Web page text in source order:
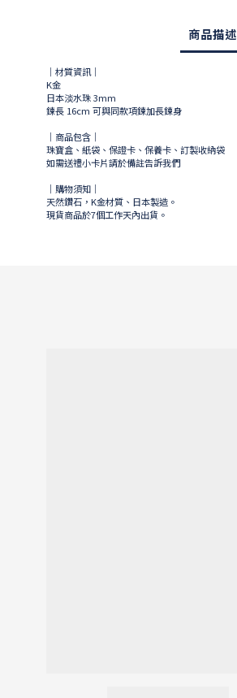
商品描述
｜材質資訊｜
K金
日本淡水珠 3mm
鍊長 16cm 可與同款項鍊加長鍊身
｜商品包含｜
珠寶盒、紙袋、保證卡、保養卡、訂製收納袋
如需送禮小卡片請於備註告訴我們
｜購物須知｜
天然鑽石，K金材質、日本製造。
現貨商品於7個工作天內出貨。